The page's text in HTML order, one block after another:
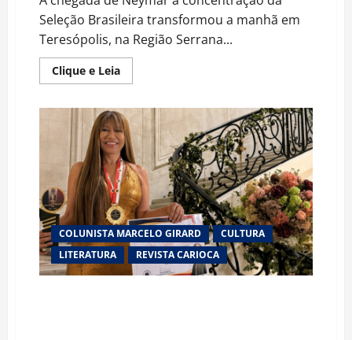
Seleção Brasileira transformou a manhã em
Teresópolis, na Região Serrana...
Clique e LeiaRead
more
chega
em
grande
estilo
à
Granja
Comary
e
movimenta
apresentação
da
Seleção
Brasileira
COLUNISTA MARCELO GIRARD
CULTURA
LITERATURA
REVISTA CARIOCA